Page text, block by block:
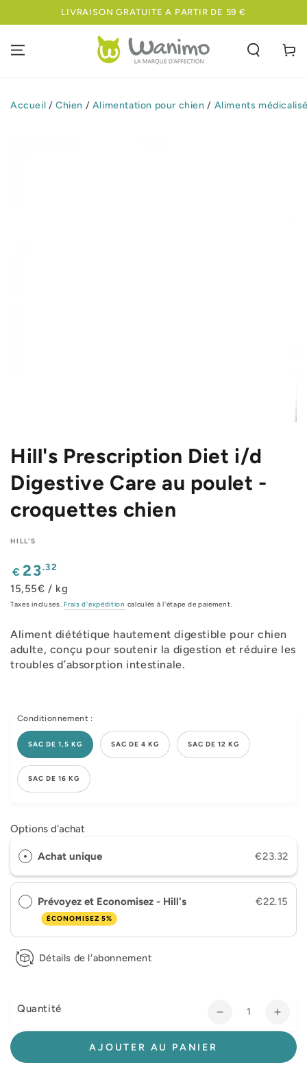
IGNORER LELIVRAISON GRATUITE A PARTIR DE 59 €
Panier
Accueil / Chien / Alimentation pour chien / Aliments
Hill's Prescription Diet i/d
Digestive Care au poulet -
croquettes chien
HILL'S
Prix
€ 23.32
15,55€ / kg
Taxes incluses. Frais d'expédition calculés à l'étape de paiement.
Aliment diététique hautement digestible pour chien
adulte, conçu pour soutenir la digestion et réduire les
troubles d’absorption intestinale.
Conditionnement :
SAC DE 1,5 KG SAC DE 4 KG SAC DE 12 KG
SAC DE 16 KG
Options d'achat
Achat unique €23.32
Prévoyez et Economisez - Hill's
ÉCONOMISEZ 5%
€22.15
Détails de l'abonnement
Quantité
Réduire
la
de
la
de
AJOUTER AU PANIER